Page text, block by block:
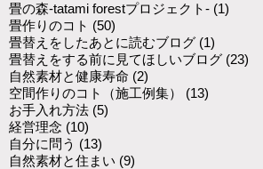
畳の森-tatami forestプロジェクト- (1)
畳作りのコト (50)
畳替えをしたあとに読むブログ (1)
畳替えをする前に見てほしいブログ (23)
自然素材と健康寿命 (2)
空間作りのコト（施工例集） (13)
お手入れ方法 (5)
経営理念 (10)
自分に問う (13)
自然素材と住まい (9)